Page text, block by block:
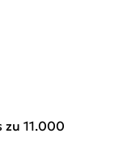
11.000